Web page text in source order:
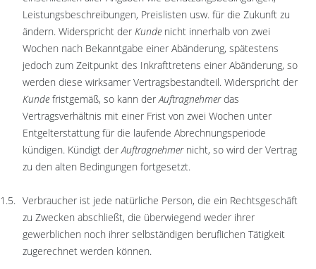
Leistungsbeschreibungen, Preislisten usw. für die Zukunft zu
ändern. Widerspricht der Kunde nicht innerhalb von zwei
Wochen nach Bekanntgabe einer Abänderung, spätestens
jedoch zum Zeitpunkt des Inkrafttretens einer Abänderung, so
werden diese wirksamer Vertragsbestandteil. Widerspricht der
Kunde fristgemäß, so kann derAuftragnehmerdas
Vertragsverhältnis mit einer Frist von zwei Wochen unter
Entgelterstattung für die laufende Abrechnungsperiode
kündigen. Kündigt derAuftragnehmernicht, so wird der Vertrag
zu den alten Bedingungen fortgesetzt.
Verbraucher ist jede natürliche Person, die ein Rechtsgeschäft
zu Zwecken abschließt, die überwiegend weder ihrer
gewerblichen noch ihrer selbständigen beruflichen Tätigkeit
zugerechnet werden können.